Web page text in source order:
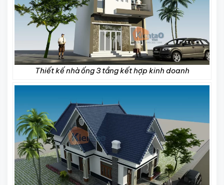
Thiết kế nhà ống 3 tầng kết hợp kinh doanh